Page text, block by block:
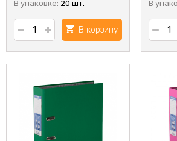
В упаковке: 20 шт.
В корзину
В